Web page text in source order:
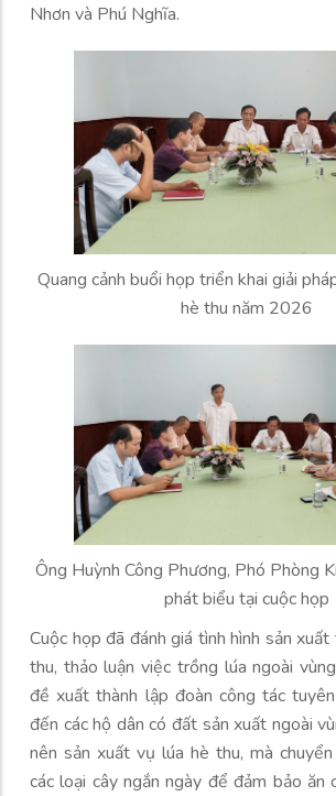
Nhơn và Phú Nghĩa.
Quang cảnh buổi họp triển khai giải
hè thu năm 2026
Ông Huỳnh Công Phương, Phó Phòng
phát biểu tại cuộc họp
Cuộc họp đã đánh giá tình hình sản
thu, thảo luận việc trồng lúa ngoài
đề xuất thành lập đoàn công tác
đến các hộ dân có đất sản xuất ngoài
nên sản xuất vụ lúa hè thu, mà
các loại cây ngắn ngày để đảm bảo ăn